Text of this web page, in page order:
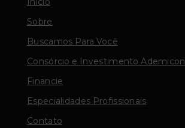
Sobre
Buscamos Para Você
Consórcio e Investimento Ademicon
Financie
Especialidades Profissionais
Contato